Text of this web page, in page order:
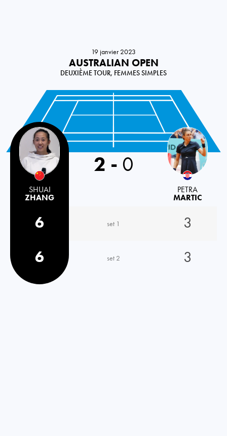
19 janvier 2023
AUSTRALIAN OPEN
DEUXIÈME TOUR, FEMMES SIMPLES
China PR
SHUAI
ZHANG
2 - 0
PETRA
MARTIC
6 set 1
3
6
set 2 3